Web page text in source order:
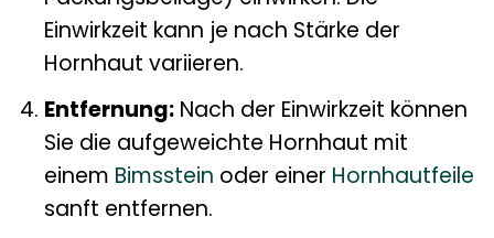
Einwirkzeit kann je nach Stärke der
Hornhaut variieren.
Entfernung:Nach der Einwirkzeit können
Sie die aufgeweichte Hornhaut mit
einem Bimsstein oder einer Hornhautfeile
sanft entfernen.